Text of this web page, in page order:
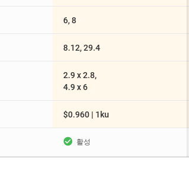
6, 8
8.12, 29.4
2.9 x 2.8,
4.9 x 6
$0.960 | 1ku